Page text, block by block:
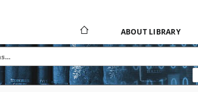
ABOUT LIBRARY